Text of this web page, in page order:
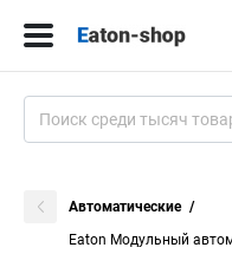
Автоматические
Eaton Модульный